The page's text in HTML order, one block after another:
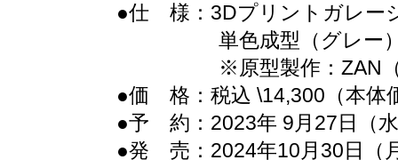
●仕 様：3Dプリントガレー
単色成型（グレー
※原型製作：ZAN（
●価 格：税込 \14,300（本体
●予 約：2023年 9月27日（
●発 売：2024年10月30日（